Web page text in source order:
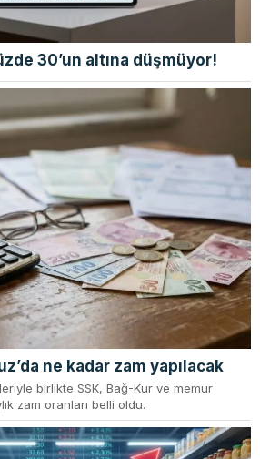
30’un altına düşmüyor!
ne kadar zam yapılacak
birlikte SSK, Bağ-Kur ve memur
zam oranları belli oldu.